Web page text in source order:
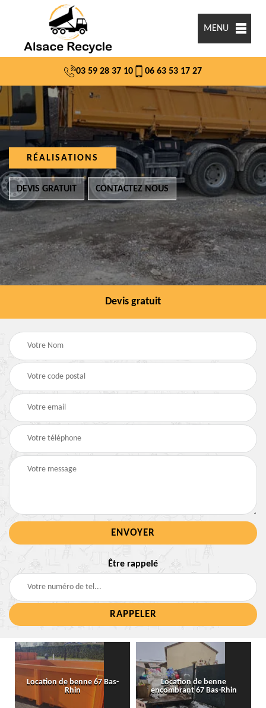
MENU
03 59 28 37 10 06 63 53 17 27
RÉALISATIONS
DEVIS GRATUIT CONTACTEZ NOUS
Devis gratuit
Être rappelé
Location de benne 67 Bas-
Rhin
Location de benne
encombrant 67 Bas-Rhin